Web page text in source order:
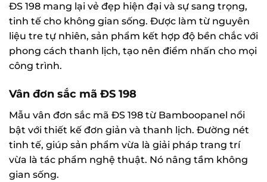
ĐS 198 mang lại vẻ đẹp hiện đại và sự sang trọng,
tinh tế cho không gian sống. Được làm từ nguyên
liệu tre tự nhiên, sản phẩm kết hợp độ bền chắc với
phong cách thanh lịch, tạo nên điểm nhấn cho mọi
công trình.
Vân đơn sắc mã ĐS 198
Mẫu vân đơn sắc mã ĐS 198 từ Bamboopanel nổi
bật với thiết kế đơn giản và thanh lịch. Đường nét
tinh tế, giúp sản phẩm vừa là giải pháp trang trí
vừa là tác phẩm nghệ thuật. Nó nâng tầm không
gian sống.